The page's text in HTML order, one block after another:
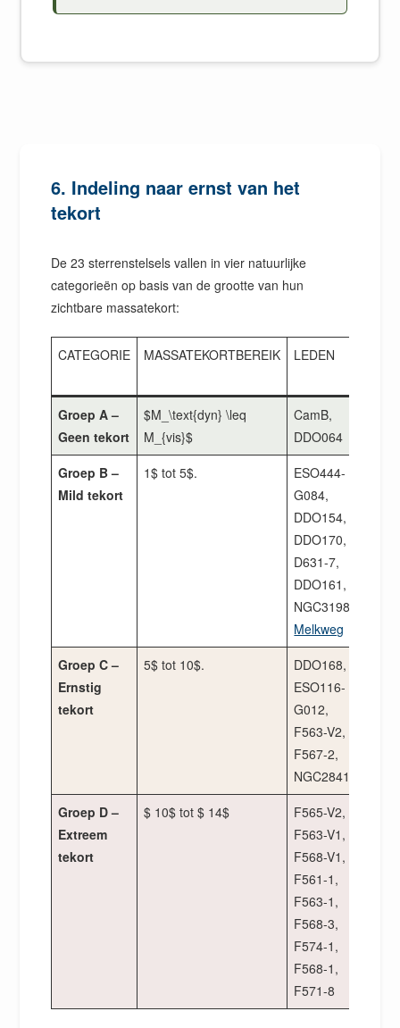
6. Indeling naar ernst van het
tekort
De 23 sterrenstelsels vallen in vier natuurlijke
categorieën op basis van de grootte van hun
zichtbare massatekort:
CATEGORIE MASSATEKORTBEREIK LEDEN
Groep A –
Geen tekort
$M_\text{dyn} \leq
M_{vis}$
CamB,
DDO064
Groep B –
Mild tekort
1$ tot 5$.
ESO444-
G084,
DDO154,
DDO170,
D631-7,
DDO161,
NGC3198,
Melkweg
Groep C –
Ernstig
tekort
5$ tot 10$.
DDO168,
ESO116-
G012,
F563-V2,
F567-2,
NGC2841
Groep D –
Extreem
tekort
$ 10$ tot $ 14$
F565-V2,
F563-V1,
F568-V1,
F561-1,
F563-1,
F568-3,
F574-1,
F568-1,
F571-8